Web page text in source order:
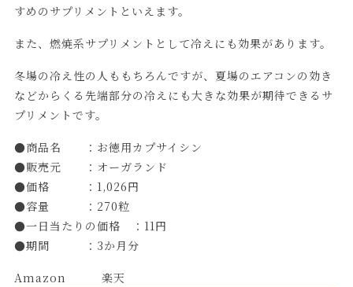
すめのサプリメントといえます。
また、燃焼系サプリメントとして冷えにも効果があります。
冬場の冷え性の人ももちろんですが、夏場のエアコンの効き
などからくる先端部分の冷えにも大きな効果が期待できるサ
プリメントです。
●商品名 ：お徳用カプサイシン
●販売元 ：オーガランド
●価格 ：1,026円
●容量 ：270粒
●一日当たりの価格 ：11円
●期間 ：3か月分
Amazon 楽天